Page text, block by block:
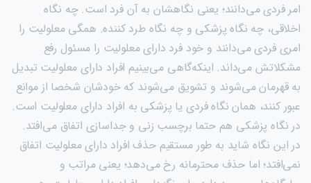
امر فردی می‌دانند؛ یعنی نگاهشان به آن فرد است. چه نگاه
اخلاقی، چه نگاه پزشکی و چه نگاه طرد کننده. همگی معلولیت را
امری فردی می‌دانند و خود فرد دارای معلولیت را مسئول رفع
مشکلاتش می‌داند. اینکه‌گاهی می‌بینیم افراد دارای معلولیت تبدیل
به قهرمان می‌شوند و تشویق می‌شوند که خودشان شخصا از موانع
عبور کنند، همان نگاه فردی یا پزشکی به افراد دارای معلولیت است.
در نگاه پزشکی هم حتما برچسب زنی و جدا‌سازی اتفاق می‌افتد.
در این نگاه شاید به طور مستقیم حذف افراد دارای معلولیت اتفاق
نمی‌افتد؛ اما حذف محترمانه رخ می‌دهد؛ یعنی مراتب و